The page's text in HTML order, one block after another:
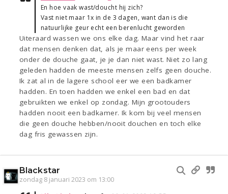
En hoe vaak wast/doucht hij zich?
Vast niet maar 1x in de 3 dagen, want dan is die
natuurlijke geur echt een berenlucht geworden
Uiteraard wassen we ons elke dag. Maar vind het raar
dat mensen denken dat, als je maar eens per week
onder de douche gaat, je je dan niet wast. Niet zo lang
geleden hadden de meeste mensen zelfs geen douche.
Ik zat al in de lagere school eer we een badkamer
hadden. En toen hadden we enkel een bad en dat
gebruikten we enkel op zondag. Mijn grootouders
hadden nooit een badkamer. Ik kom bij veel mensen
die geen douche hebben/nooit douchen en toch elke
dag fris gewassen zijn.
Blackstar
zondag 8 januari 2023 om 13:00